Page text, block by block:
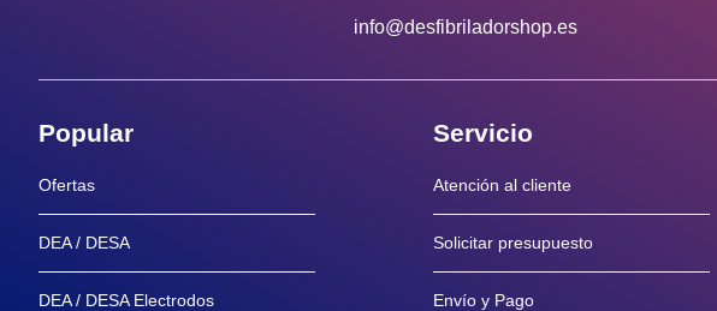
info@desfibriladorshop.es
Popular
Ofertas
DEA / DESA
DEA / DESA Electrodos
Servicio
Atención al cliente
Solicitar presupuesto
Envío y Pago